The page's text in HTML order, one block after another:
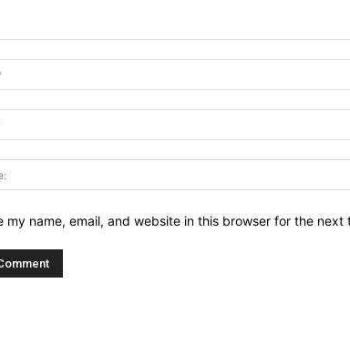
my name, email, and website in this browser for the next